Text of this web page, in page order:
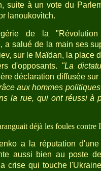
suite à un vote du
Ianoukovitch.
de la
a salué de la main ses
sur le Maïdan, la place
d'opposants. "La
déclaration diffusée
aux hommes
la rue, qui ont réussi à
déjà les foules contre
a la réputation
aussi bien au poste
crise qui touche